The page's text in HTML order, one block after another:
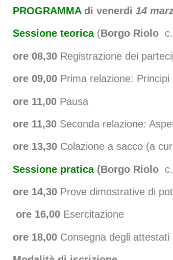
PROGRAMMA di venerdì 14
Sessione teorica (Borgo Riolo
ore 08,30 Registrazione dei
ore 09,00 Prima relazione:
ore 11,00 Pausa
ore 11,30 Seconda relazione:
ore 13,30 Colazione a sacco (a
Sessione pratica(Borgo Riolo
ore 14,30 Prove dimostrative di
ore 16,00 Esercitazione
ore 18,00 Consegna degli